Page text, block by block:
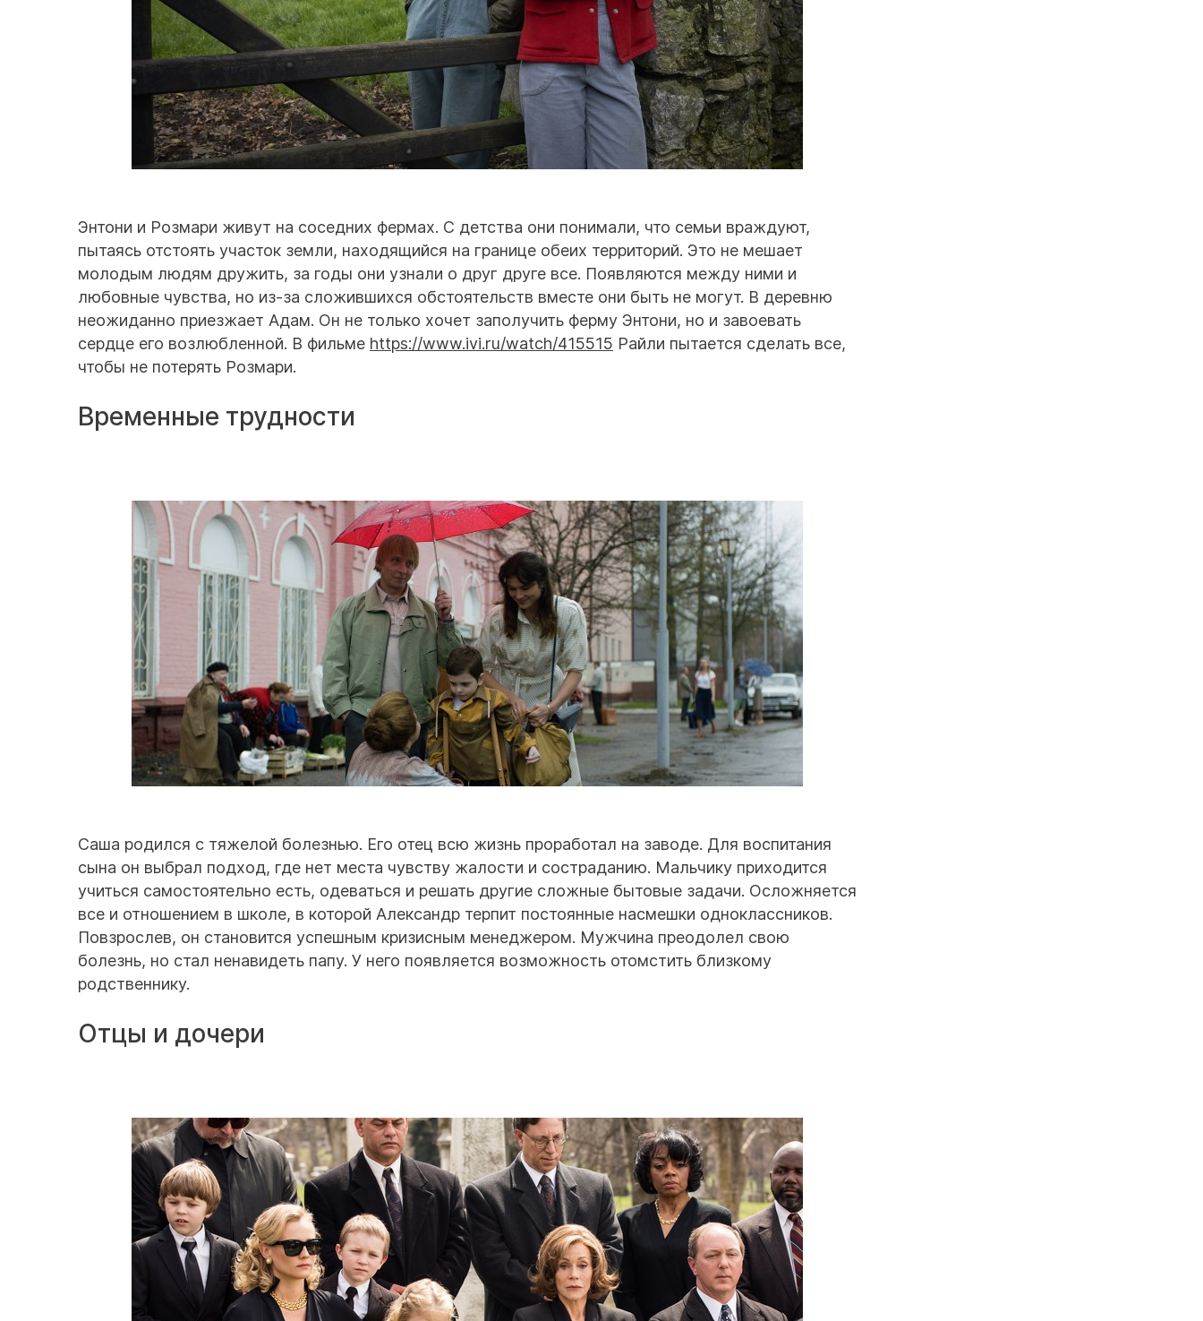
Энтони и Розмари живут на соседних фермах. С детства они понимали, что семьи враждуют,
пытаясь отстоять участок земли, находящийся на границе обеих территорий. Это не мешает
молодым людям дружить, за годы они узнали о друг друге все. Появляются между ними и
любовные чувства, но из-за сложившихся обстоятельств вместе они быть не могут. В деревню
неожиданно приезжает Адам. Он не только хочет заполучить ферму Энтони, но и завоевать
сердце его возлюбленной. В фильме https://www.ivi.ru/watch/415515 Райли пытается сделать все,
чтобы не потерять Розмари.
Временные трудности
Саша родился с тяжелой болезнью. Его отец всю жизнь проработал на заводе. Для воспитания
сына он выбрал подход, где нет места чувству жалости и состраданию. Мальчику приходится
учиться самостоятельно есть, одеваться и решать другие сложные бытовые задачи. Осложняется
все и отношением в школе, в которой Александр терпит постоянные насмешки одноклассников.
Повзрослев, он становится успешным кризисным менеджером. Мужчина преодолел свою
болезнь, но стал ненавидеть папу. У него появляется возможность отомстить близкому
родственнику.
Отцы и дочери